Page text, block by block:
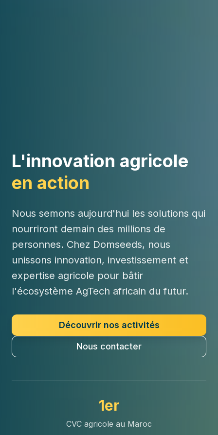
L'innovation agricole
en action
Nous semons aujourd'hui les solutions qui
nourriront demain des millions de
personnes. Chez Domseeds, nous
unissons innovation, investissement et
expertise agricole pour bâtir
l'écosystème AgTech africain du futur.
Découvrir nos activités
Nous contacter
1er
CVC agricole au Maroc